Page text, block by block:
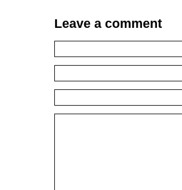
Leave a comment